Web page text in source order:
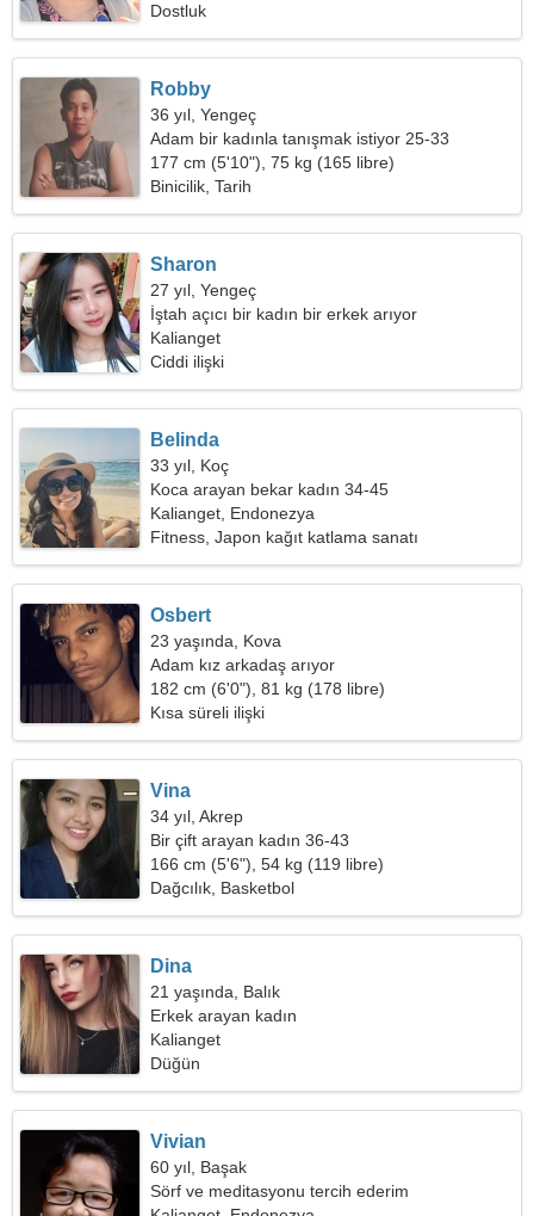
Dostluk
Robby
36 yıl, Yengeç
Adam bir kadınla tanışmak istiyor 25-33
177 cm (5'10"), 75 kg (165 libre)
Binicilik, Tarih
Sharon
27 yıl, Yengeç
İştah açıcı bir kadın bir erkek arıyor
Kalianget
Ciddi ilişki
Belinda
33 yıl, Koç
Koca arayan bekar kadın 34-45
Kalianget, Endonezya
Fitness, Japon kağıt katlama sanatı
Osbert
23 yaşında, Kova
Adam kız arkadaş arıyor
182 cm (6'0"), 81 kg (178 libre)
Kısa süreli ilişki
Vina
34 yıl, Akrep
Bir çift arayan kadın 36-43
166 cm (5'6"), 54 kg (119 libre)
Dağcılık, Basketbol
Dina
21 yaşında, Balık
Erkek arayan kadın
Kalianget
Düğün
Vivian
60 yıl, Başak
Sörf ve meditasyonu tercih ederim